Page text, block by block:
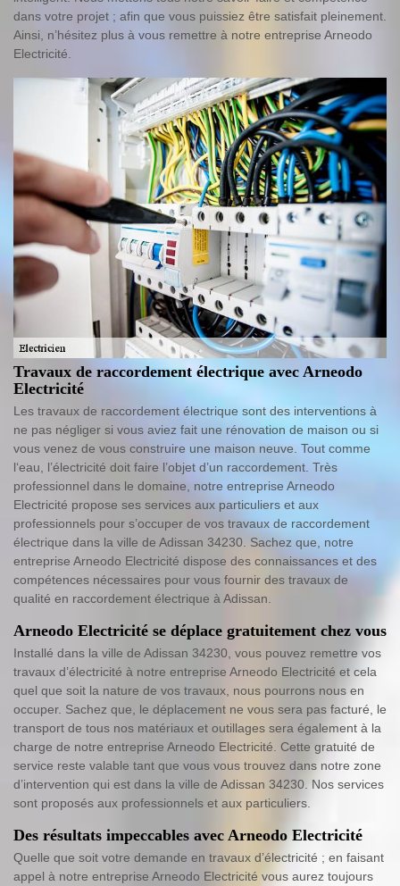
dans votre projet ; afin que vous puissiez être satisfait pleinement.
Ainsi, n’hésitez plus à vous remettre à notre entreprise Arneodo
Electricité.
Travaux de raccordement électrique avec Arneodo
Electricité
Les travaux de raccordement électrique sont des interventions à
ne pas négliger si vous aviez fait une rénovation de maison ou si
vous venez de vous construire une maison neuve. Tout comme
l‘eau, l’électricité doit faire l’objet d’un raccordement. Très
professionnel dans le domaine, notre entreprise Arneodo
Electricité propose ses services aux particuliers et aux
professionnels pour s’occuper de vos travaux de raccordement
électrique dans la ville de Adissan 34230. Sachez que, notre
entreprise Arneodo Electricité dispose des connaissances et des
compétences nécessaires pour vous fournir des travaux de
qualité en raccordement électrique à Adissan.
Arneodo Electricité se déplace gratuitement chez vous
Installé dans la ville de Adissan 34230, vous pouvez remettre vos
travaux d’électricité à notre entreprise Arneodo Electricité et cela
quel que soit la nature de vos travaux, nous pourrons nous en
occuper. Sachez que, le déplacement ne vous sera pas facturé, le
transport de tous nos matériaux et outillages sera également à la
charge de notre entreprise Arneodo Electricité. Cette gratuité de
service reste valable tant que vous vous trouvez dans notre zone
d’intervention qui est dans la ville de Adissan 34230. Nos services
sont proposés aux professionnels et aux particuliers.
Des résultats impeccables avec Arneodo Electricité
Quelle que soit votre demande en travaux d’électricité ; en faisant
appel à notre entreprise Arneodo Electricité vous aurez toujours